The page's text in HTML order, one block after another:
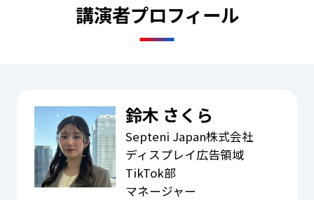
講演者プロフィール
鈴木 さくら
Septeni Japan株式会社
ディスプレイ広告領域
TikTok部
マネージャー